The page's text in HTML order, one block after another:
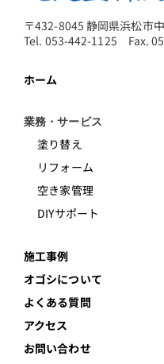
〒432-8045 静岡県浜松市
Tel. 053-442-1125 Fax.
ホーム
業務・サービス
塗り替え
リフォーム
空き家管理
DIYサポート
施工事例
オゴシについて
よくある質問
アクセス
お問い合わせ